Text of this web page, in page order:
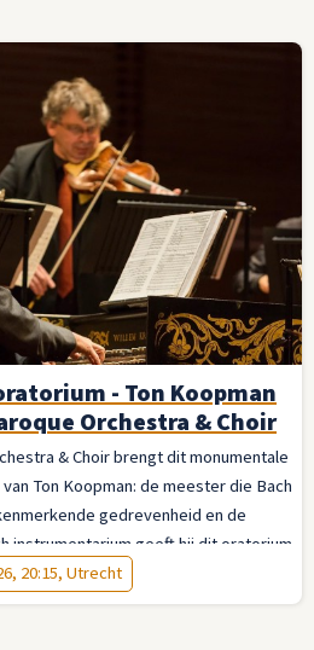
- Ton Koopman
Orchestra & Choir
& Choir brengt dit monumentale
Ton Koopman: de meester die Bach
gedrevenheid en de
instrumentarium geeft hij dit oratorium
eeuwigs. Laat u meevoeren — van
tot de stille verwondering van het slot.
20:15, Utrecht